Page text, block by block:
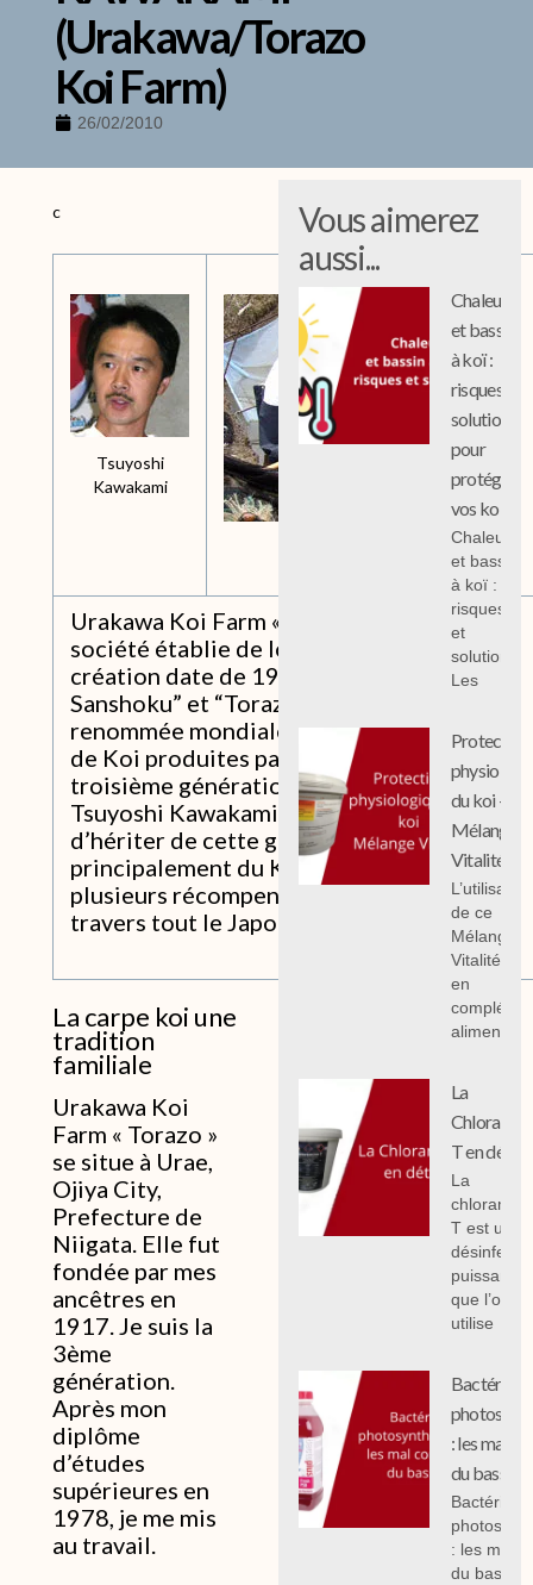
(Urakawa/Torazo
Koi Farm)
26/02/2010
c
Tsuyoshi
Kawakami
urakawa koi farm torazo
Urakawa Koi Farm « Torazo » est une
société établie de longue date puisque sa
création date de 1917. Les “Torazo
Sanshoku” et “Torazo Kohaku” ont une
renommée mondiale et sont des lignées
de Koi produites par cette ferme. La
troisième génération de cette famille,
Tsuyoshi Kawakami, a eu la chance
d’hériter de cette génétique et produit
principalement du Kohaku et a gagné
plusieurs récompenses aux Koi Shows à
travers tout le Japon.
La carpe koi une
tradition
familiale
Urakawa Koi
Farm « Torazo »
se situe à Urae,
Ojiya City,
Prefecture de
Niigata. Elle fut
fondée par mes
ancêtres en
1917. Je suis la
3ème
génération.
Après mon
diplôme
d’études
supérieures en
1978, je me mis
au travail.
Vous aimerez
aussi...
Chaleur
et bassin
à koï :
risques et
solutions
pour
protéger
vos koi
Chaleur
et bassin
à koï :
risques
et
solutions;
Les
Protection
du koi -
Mélange
Vitalité
L’utilisation
de ce
Mélange
Vitalité 1
en
alimentaire
La
T en détail
La
chloramine
T est un
puissant
que l’on
utilise
Bactéries
: les mal
du bassin.
Bactéries
: les mal
du bassin,